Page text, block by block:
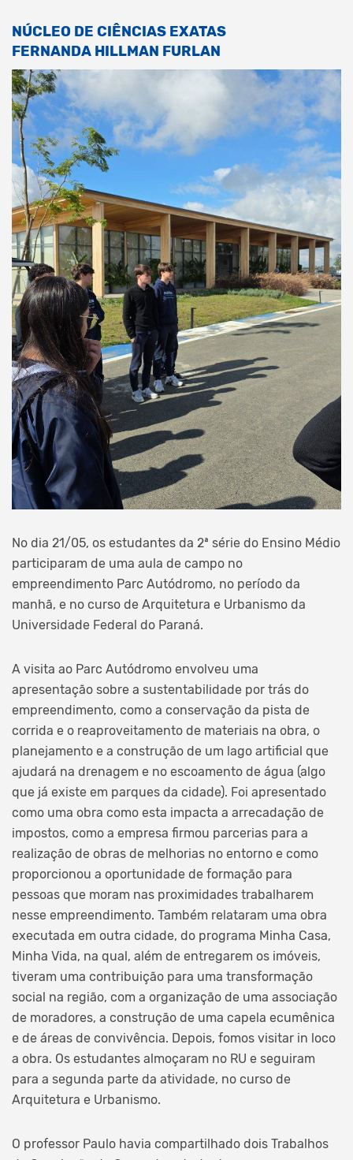
NÚCLEO DE CIÊNCIAS EXATAS
FERNANDA HILLMAN FURLAN
No dia 21/05, os estudantes da 2ª série do Ensino Médio
participaram de uma aula de campo no
empreendimento Parc Autódromo, no período da
manhã, e no curso de Arquitetura e Urbanismo da
Universidade Federal do Paraná.
A visita ao Parc Autódromo envolveu uma
apresentação sobre a sustentabilidade por trás do
empreendimento, como a conservação da pista de
corrida e o reaproveitamento de materiais na obra, o
planejamento e a construção de um lago artificial que
ajudará na drenagem e no escoamento de água (algo
que já existe em parques da cidade). Foi apresentado
como uma obra como esta impacta a arrecadação de
impostos, como a empresa firmou parcerias para a
realização de obras de melhorias no entorno e como
proporcionou a oportunidade de formação para
pessoas que moram nas proximidades trabalharem
nesse empreendimento. Também relataram uma obra
executada em outra cidade, do programa Minha Casa,
Minha Vida, na qual, além de entregarem os imóveis,
tiveram uma contribuição para uma transformação
social na região, com a organização de uma associação
de moradores, a construção de uma capela ecumênica
e de áreas de convivência. Depois, fomos visitar in loco
a obra. Os estudantes almoçaram no RU e seguiram
para a segunda parte da atividade, no curso de
Arquitetura e Urbanismo.
O professor Paulo havia compartilhado dois Trabalhos